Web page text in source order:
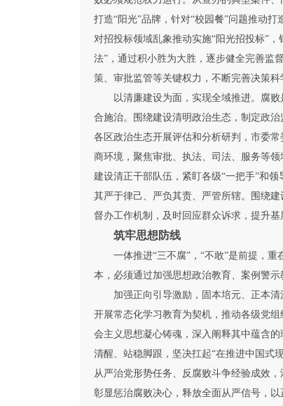
打造“阳光”品牌，针对“校园餐”问题推动
对招投标领域乱象推动实施“阳光招投标”
法”，通过积小胜为大胜，逐步健全完善监
策、审批监管等关键权力，不断完善决策
以清廉建设为面，实现全域推进。腐败
合施治。围绕建设清明政治生态，制定政
各区政治生态开展评估和分析研判，市委
商环境，聚焦审批、执法、司法、服务等
建设清正干部队伍，紧盯各级“一把手”和
其严于律己、严负其责、严管所辖。围绕
督办工作机制，及时回应群众诉求，提升基
筑牢思想防线
一体推进“三不腐”，“不敢”是前提，重
本，必须通过加强思想政治教育、案例警
加强正向引导激励，固本培元、正本清
开展常态化学习教育为契机，推动各级党
会主义思想凝心铸魂，深入阐释其中蕴含
清醒、站稳脚跟，坚决扛起“在推进中国式
从严治党形势任务、反腐败斗争经验成效
彰显惩治腐败决心，释放全面从严信号，